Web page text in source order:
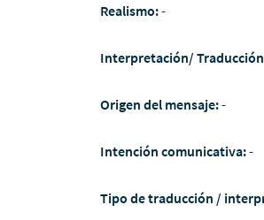
Realismo:-
Interpretación/
Origen del mensaje:-
Intención comunicativa:-
Tipo de traducción /